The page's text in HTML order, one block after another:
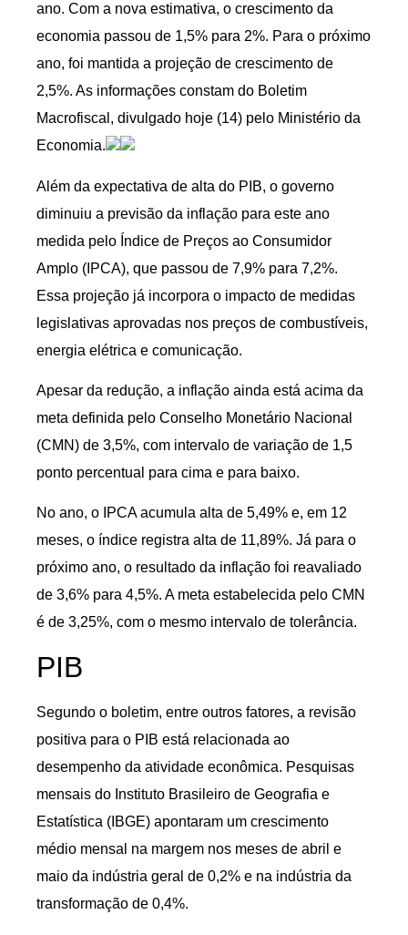
ano. Com a nova estimativa, o crescimento da
economia passou de 1,5% para 2%. Para o próximo
ano, foi mantida a projeção de crescimento de
2,5%. As informações constam do Boletim
Macrofiscal, divulgado hoje (14) pelo Ministério da
Economia.
Além da expectativa de alta do PIB, o governo
diminuiu a previsão da inflação para este ano
medida pelo Índice de Preços ao Consumidor
Amplo (IPCA), que passou de 7,9% para 7,2%.
Essa projeção já incorpora o impacto de medidas
legislativas aprovadas nos preços de combustíveis,
energia elétrica e comunicação.
Apesar da redução, a inflação ainda está acima da
meta definida pelo Conselho Monetário Nacional
(CMN) de 3,5%, com intervalo de variação de 1,5
ponto percentual para cima e para baixo.
No ano, o IPCA acumula alta de 5,49% e, em 12
meses, o índice registra alta de 11,89%. Já para o
próximo ano, o resultado da inflação foi reavaliado
de 3,6% para 4,5%. A meta estabelecida pelo CMN
é de 3,25%, com o mesmo intervalo de tolerância.
PIB
Segundo o boletim, entre outros fatores, a revisão
positiva para o PIB está relacionada ao
desempenho da atividade econômica. Pesquisas
mensais do Instituto Brasileiro de Geografia e
Estatística (IBGE) apontaram um crescimento
médio mensal na margem nos meses de abril e
maio da indústria geral de 0,2% e na indústria da
transformação de 0,4%.